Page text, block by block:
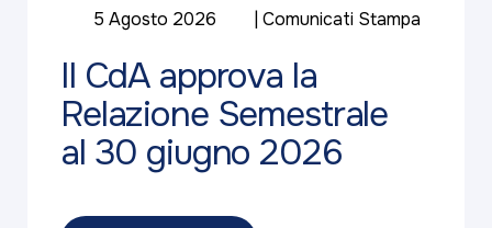
5 Agosto 2026 Comunicati Stampa
Il CdA approva la
Relazione Semestrale
al 30 giugno 2026